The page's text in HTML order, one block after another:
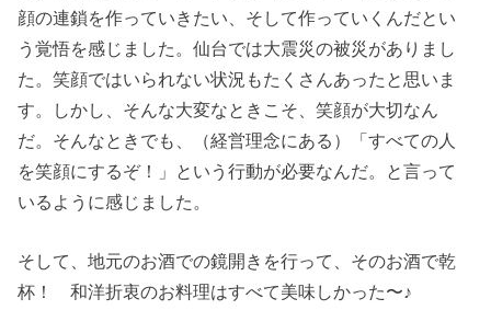
顔の連鎖を作っていきたい、そして作っていくんだとい
う覚悟を感じました。仙台では大震災の被災がありまし
た。笑顔ではいられない状況もたくさんあったと思いま
す。しかし、そんな大変なときこそ、笑顔が大切なん
だ。そんなときでも、（経営理念にある）「すべての人
を笑顔にするぞ！」という行動が必要なんだ。と言って
いるように感じました。
そして、地元のお酒での鏡開きを行って、そのお酒で乾
杯！ 和洋折衷のお料理はすべて美味しかった〜♪